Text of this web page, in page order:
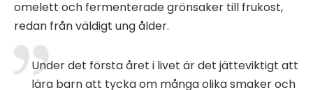
omelett och fermenterade grönsaker till frukost,
redan från väldigt ung ålder.
Under det första året i livet är det jätteviktigt att
lära barn att tycka om många olika smaker och